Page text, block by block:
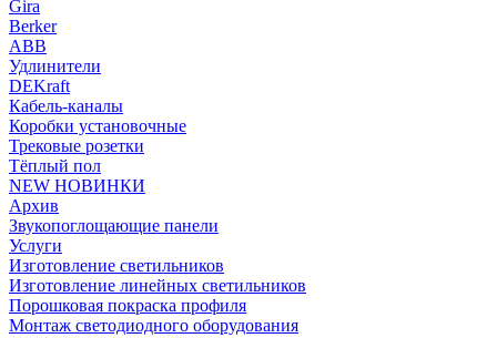
Gira
Berker
ABB
Удлинители
DEKraft
Кабель-каналы
Коробки установочные
Трековые розетки
Тёплый пол
NEW НОВИНКИ
Архив
Звукопоглощающие панели
Услуги
Изготовление светильников
Изготовление линейных светильников
Порошковая покраска профиля
Монтаж светодиодного оборудования